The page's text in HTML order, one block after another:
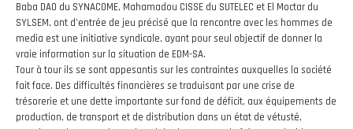
Baba DAO du SYNACOME, Mahamadou CISSE du SUTELEC et El Moctar du
SYLSEM, ont d’entrée de jeu précisé que la rencontre avec les hommes de
media est une initiative syndicale, ayant pour seul objectif de donner la
vraie information sur la situation de EDM-SA.
Tour à tour ils se sont appesantis sur les contraintes auxquelles la société
fait face. Des difficultés financières se traduisant par une crise de
trésorerie et une dette importante sur fond de déficit, aux équipements de
production, de transport et de distribution dans un état de vétusté,